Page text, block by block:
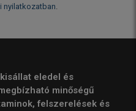
nyilatkozatban.
eledel és
minőségű
felszerelések és